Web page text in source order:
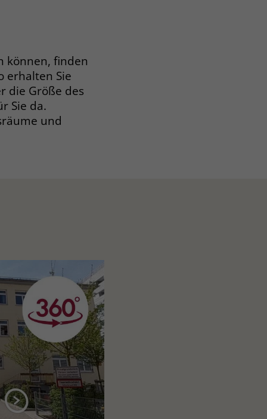
können, finden
erhalten Sie
die Größe des
Sie da.
und